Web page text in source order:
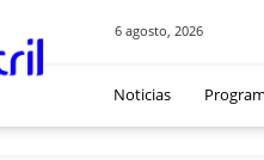
6 agosto, 2026
Noticias